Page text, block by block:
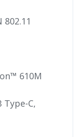
802.11
610M
Type-C,